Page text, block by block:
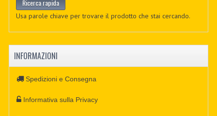
Usa parole chiave per trovare il prodotto che stai cercando.
INFORMAZIONI
Spedizioni e Consegna
Informativa sulla Privacy